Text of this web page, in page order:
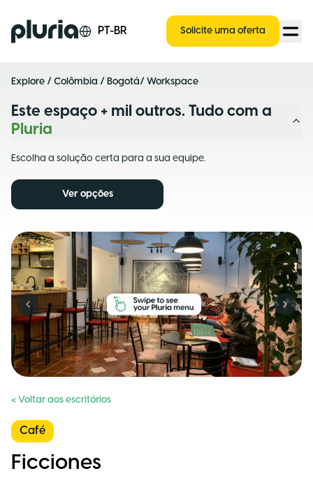
Logo Pluria PT-BR Solicite uma oferta
Explore / Colômbia / Bogotá/ Workspace
Este espaço + mil outros. Tudo com a
Pluria
Escolha a solução certa para a sua equipe.
Ver opções
Previous slide Next
< Voltar aos escritórios
Café
Ficciones